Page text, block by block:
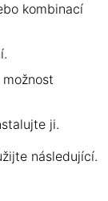
kombinací
ji.
následující.